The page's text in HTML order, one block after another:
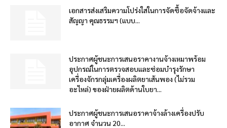
เอกสารส่งเสริมความโปร่งใสในการจัดซื้อจัดจ้างและ
สัญญา คุณธรรมฯ (แบบ...
ประกาศผู้ชนะการเสนอราคางานจ้างเหมาพร้อม
อุปกรณ์ในการตรวจสอบและซ่อมบำรุงรักษา
เครื่องจักรกลุ่มเครื่องผลิตยาเส้นพอง (ไม่รวม
อะไหล่) ของฝ่ายผลิตด้านใบยา...
ประกาศผู้ชนะการเสนอราคาจ้างล้างเครื่องปรับ
อากาศ จำนวน 20...